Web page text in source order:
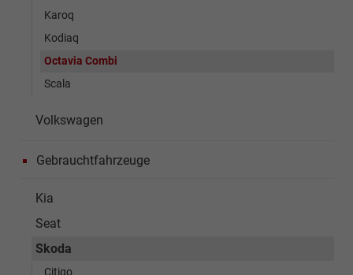
Karoq
Kodiaq
Octavia Combi
Scala
Volkswagen
Gebrauchtfahrzeuge
Kia
Seat
Skoda
Citigo